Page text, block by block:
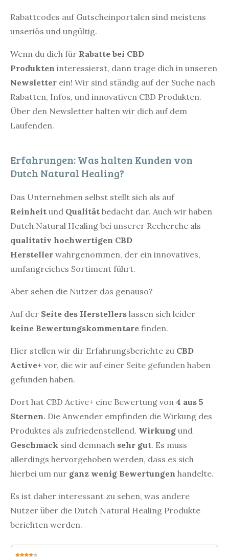
Rabattcodes auf Gutscheinportalen sind meistens
unseriös und ungültig.
Wenn du dich für Rabatte bei CBD
Produkten interessierst, dann trage dich in unseren
Newsletter ein! Wir sind ständig auf der Suche nach
Rabatten, Infos, und innovativen CBD Produkten.
Über den Newsletter halten wir dich auf dem
Laufenden.
Erfahrungen: Was halten Kunden von
Dutch Natural Healing?
Das Unternehmen selbst stellt sich als auf
Reinheit und Qualität bedacht dar. Auch wir haben
Dutch Natural Healing bei unserer Recherche als
qualitativ hochwertigen CBD
Hersteller wahrgenommen, der ein innovatives,
umfangreiches Sortiment führt.
Aber sehen die Nutzer das genauso?
Auf der Seite des Herstellers lassen sich leider
keine Bewertungskommentare finden.
Hier stellen wir dir Erfahrungsberichte zu CBD
Active+ vor, die wir auf einer Seite gefunden haben
gefunden haben.
Dort hat CBD Active+ eine Bewertung von 4 aus 5
Sternen. Die Anwender empfinden die Wirkung des
Produktes als zufriedenstellend. Wirkung und
Geschmack sind demnach sehr gut. Es muss
allerdings hervorgehoben werden, dass es sich
hierbei um nur ganz wenig Bewertungen handelte.
Es ist daher interessant zu sehen, was andere
Nutzer über die Dutch Natural Healing Produkte
berichten werden.